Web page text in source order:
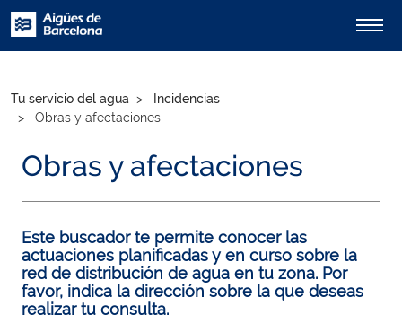
Tu servicio del agua
Incidencias
Obras y afectaciones
Obras y afectaciones
Este buscador te permite conocer las
actuaciones planificadas y en curso sobre la
red de distribución de agua en tu zona. Por
favor, indica la dirección sobre la que deseas
realizar tu consulta.